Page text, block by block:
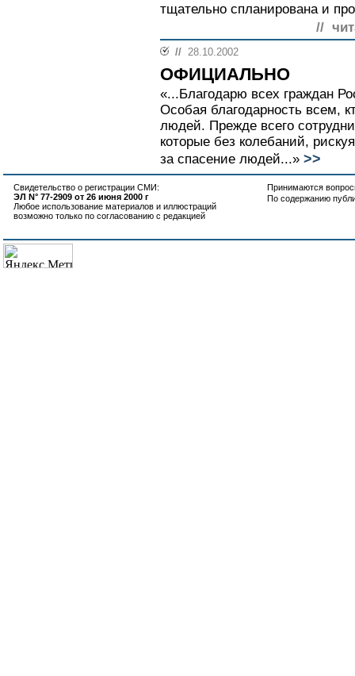
тщательно спланирована и
//
// 28.10.2002
ОФИЦИАЛЬНО
«...Благодарю всех граждан
Особая благодарность всем,
людей. Прежде всего
которые без колебаний,
за спасение людей...» >>
Свидетельство о регистрации СМИ:
ЭЛ N° 77-2909 от 26 июня 2000 г
Любое использование материалов и иллюстраций
возможно только по согласованию с редакцией
Принимаются
По содержанию